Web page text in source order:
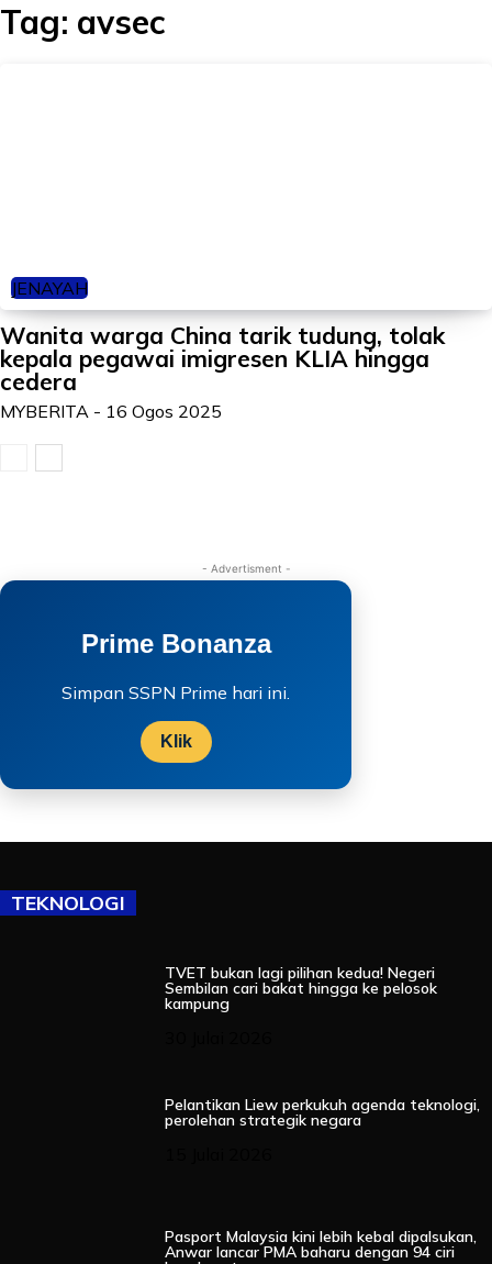
Tag: avsec
JENAYAH
Wanita warga China tarik tudung, tolak
kepala pegawai imigresen KLIA hingga
cedera
MYBERITA - 16 Ogos 2025
- Advertisment -
Prime Bonanza
Simpan SSPN Prime hari ini.
Klik
TEKNOLOGI
TVET bukan lagi pilihan kedua! Negeri
Sembilan cari bakat hingga ke pelosok
kampung
Pelantikan Liew perkukuh agenda teknologi,
perolehan strategik negara
Pasport Malaysia kini lebih kebal dipalsukan,
Anwar lancar PMA baharu dengan 94 ciri